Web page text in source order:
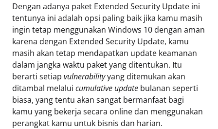
Dengan adanya paket Extended Security Update ini
tentunya ini adalah opsi paling baik jika kamu masih
ingin tetap menggunakan Windows 10 dengan aman
karena dengan Extended Security Update, kamu
masih akan tetap mendapatkan update keamanan
dalam jangka waktu paket yang ditentukan. Itu
berarti setiap vulnerabilityyang ditemukan akan
ditambal melalui cumulative update bulanan seperti
biasa, yang tentu akan sangat bermanfaat bagi
kamu yang bekerja secara online dan menggunakan
perangkat kamu untuk bisnis dan harian.